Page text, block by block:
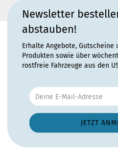
Newsletter
abstauben!
Erhalte Angebote, Gutscheine
Produkten sowie über
rostfreie Fahrzeuge aus den